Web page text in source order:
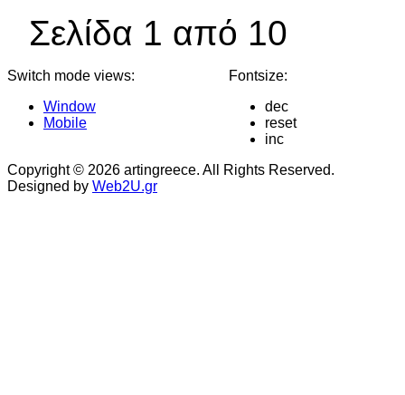
Σελίδα 1 από 10
Switch mode views:
Window
Mobile
Fontsize:
dec
reset
inc
Copyright © 2026 artingreece. All Rights Reserved.
Designed by Web2U.gr